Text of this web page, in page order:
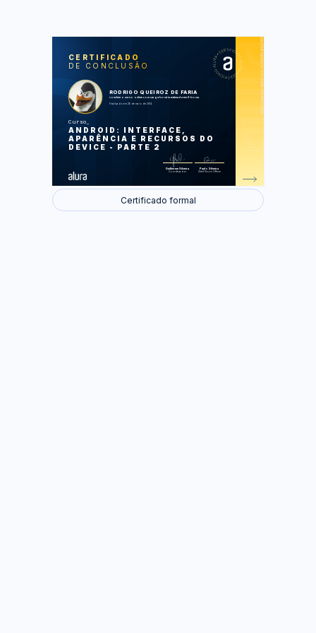
CERTIFICADO
DE CONCLUSÃO
RODRIGO QUEIROZ DE FARIA
concluiu o curso online com carga horária estimada em 8 horas.
Finalizado em 26 de maio de 2014
Curso
ANDROID: INTERFACE,
APARÊNCIA E RECURSOS DO
DEVICE - PARTE 2
Guilherme Silveira
Coordenador
Paulo Silveira
Chief Vision Officer
https://cursos.alura.com.br/certificate/0453ddd2486832e044d22a990d2dee8b
LAS
Completando nosso sistema: Intents
Câmera e arquivos
Trabalhando com serviços em
Certificado formal